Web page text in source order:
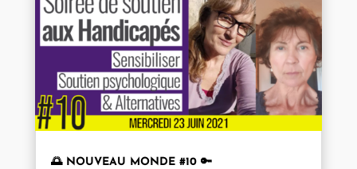
🌅 NOUVEAU MONDE #10 🔑